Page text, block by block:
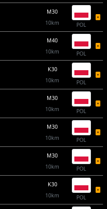
M30
10km
POL
M40
10km
POL
K30
10km
POL
M30
10km
POL
M30
10km
POL
M30
10km
POL
K30
10km
POL